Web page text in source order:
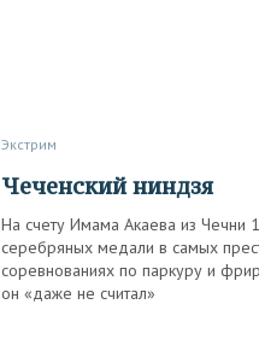
Экстрим
Чеченский ниндзя
На счету Имама Акаева из Чечни
серебряных медали в самых
соревнованиях по паркуру и
он «даже не считал»